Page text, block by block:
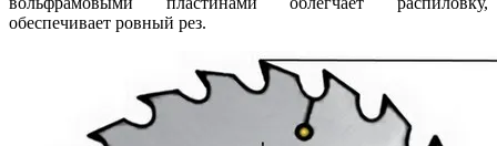
обеспечивает ровный рез.